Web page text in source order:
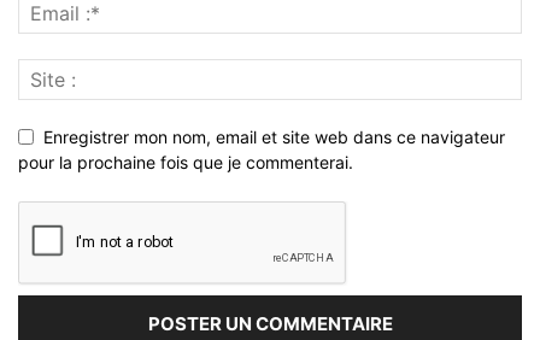
Enregistrer mon nom, email et site web dans ce navigateur
pour la prochaine fois que je commenterai.